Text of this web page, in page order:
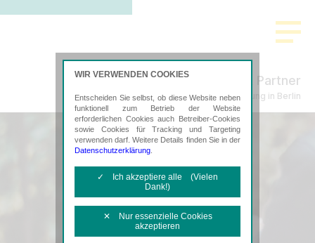
Küpper & Partner
Steuerberatung in Berlin
WIR VERWENDEN COOKIES
Entscheiden Sie selbst, ob diese Website neben
funktionell zum Betrieb der Website
erforderlichen Cookies auch Betreiber-Cookies
sowie Cookies für Tracking und Targeting
verwenden darf. Weitere Details finden Sie in der
Datenschutzerklärung
✓ Ich akzeptiere alle (Vielen
Dank!)
✕ Nur essenzielle Cookies
akzeptieren